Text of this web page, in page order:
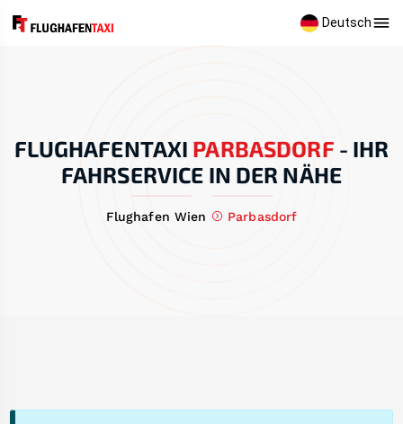
Deutsch
FLUGHAFENTAXI PARBASDORF - IHR
FAHRSERVICE IN DER NÄHE
Flughafen Wien Parbasdorf